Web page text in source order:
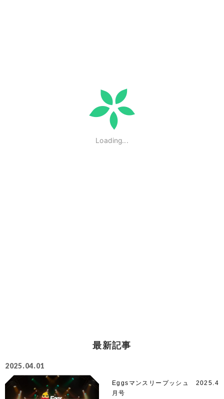
最新記事
2025.04.01
Eggsマンスリープッシュ 2025.4
月号